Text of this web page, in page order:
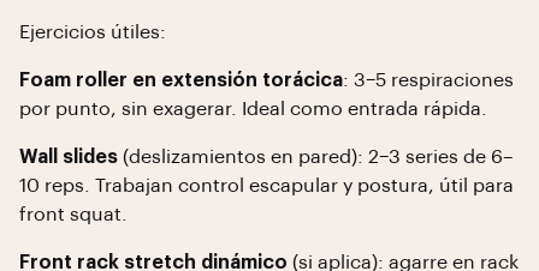
Ejercicios útiles:
Foam roller en extensión torácica: 3–5 respiraciones
por punto, sin exagerar. Ideal como entrada rápida.
Wall slides (deslizamientos en pared): 2–3 series de 6–
10 reps. Trabajan control escapular y postura, útil para
front squat.
Front rack stretch dinámico (si aplica): agarre en rack